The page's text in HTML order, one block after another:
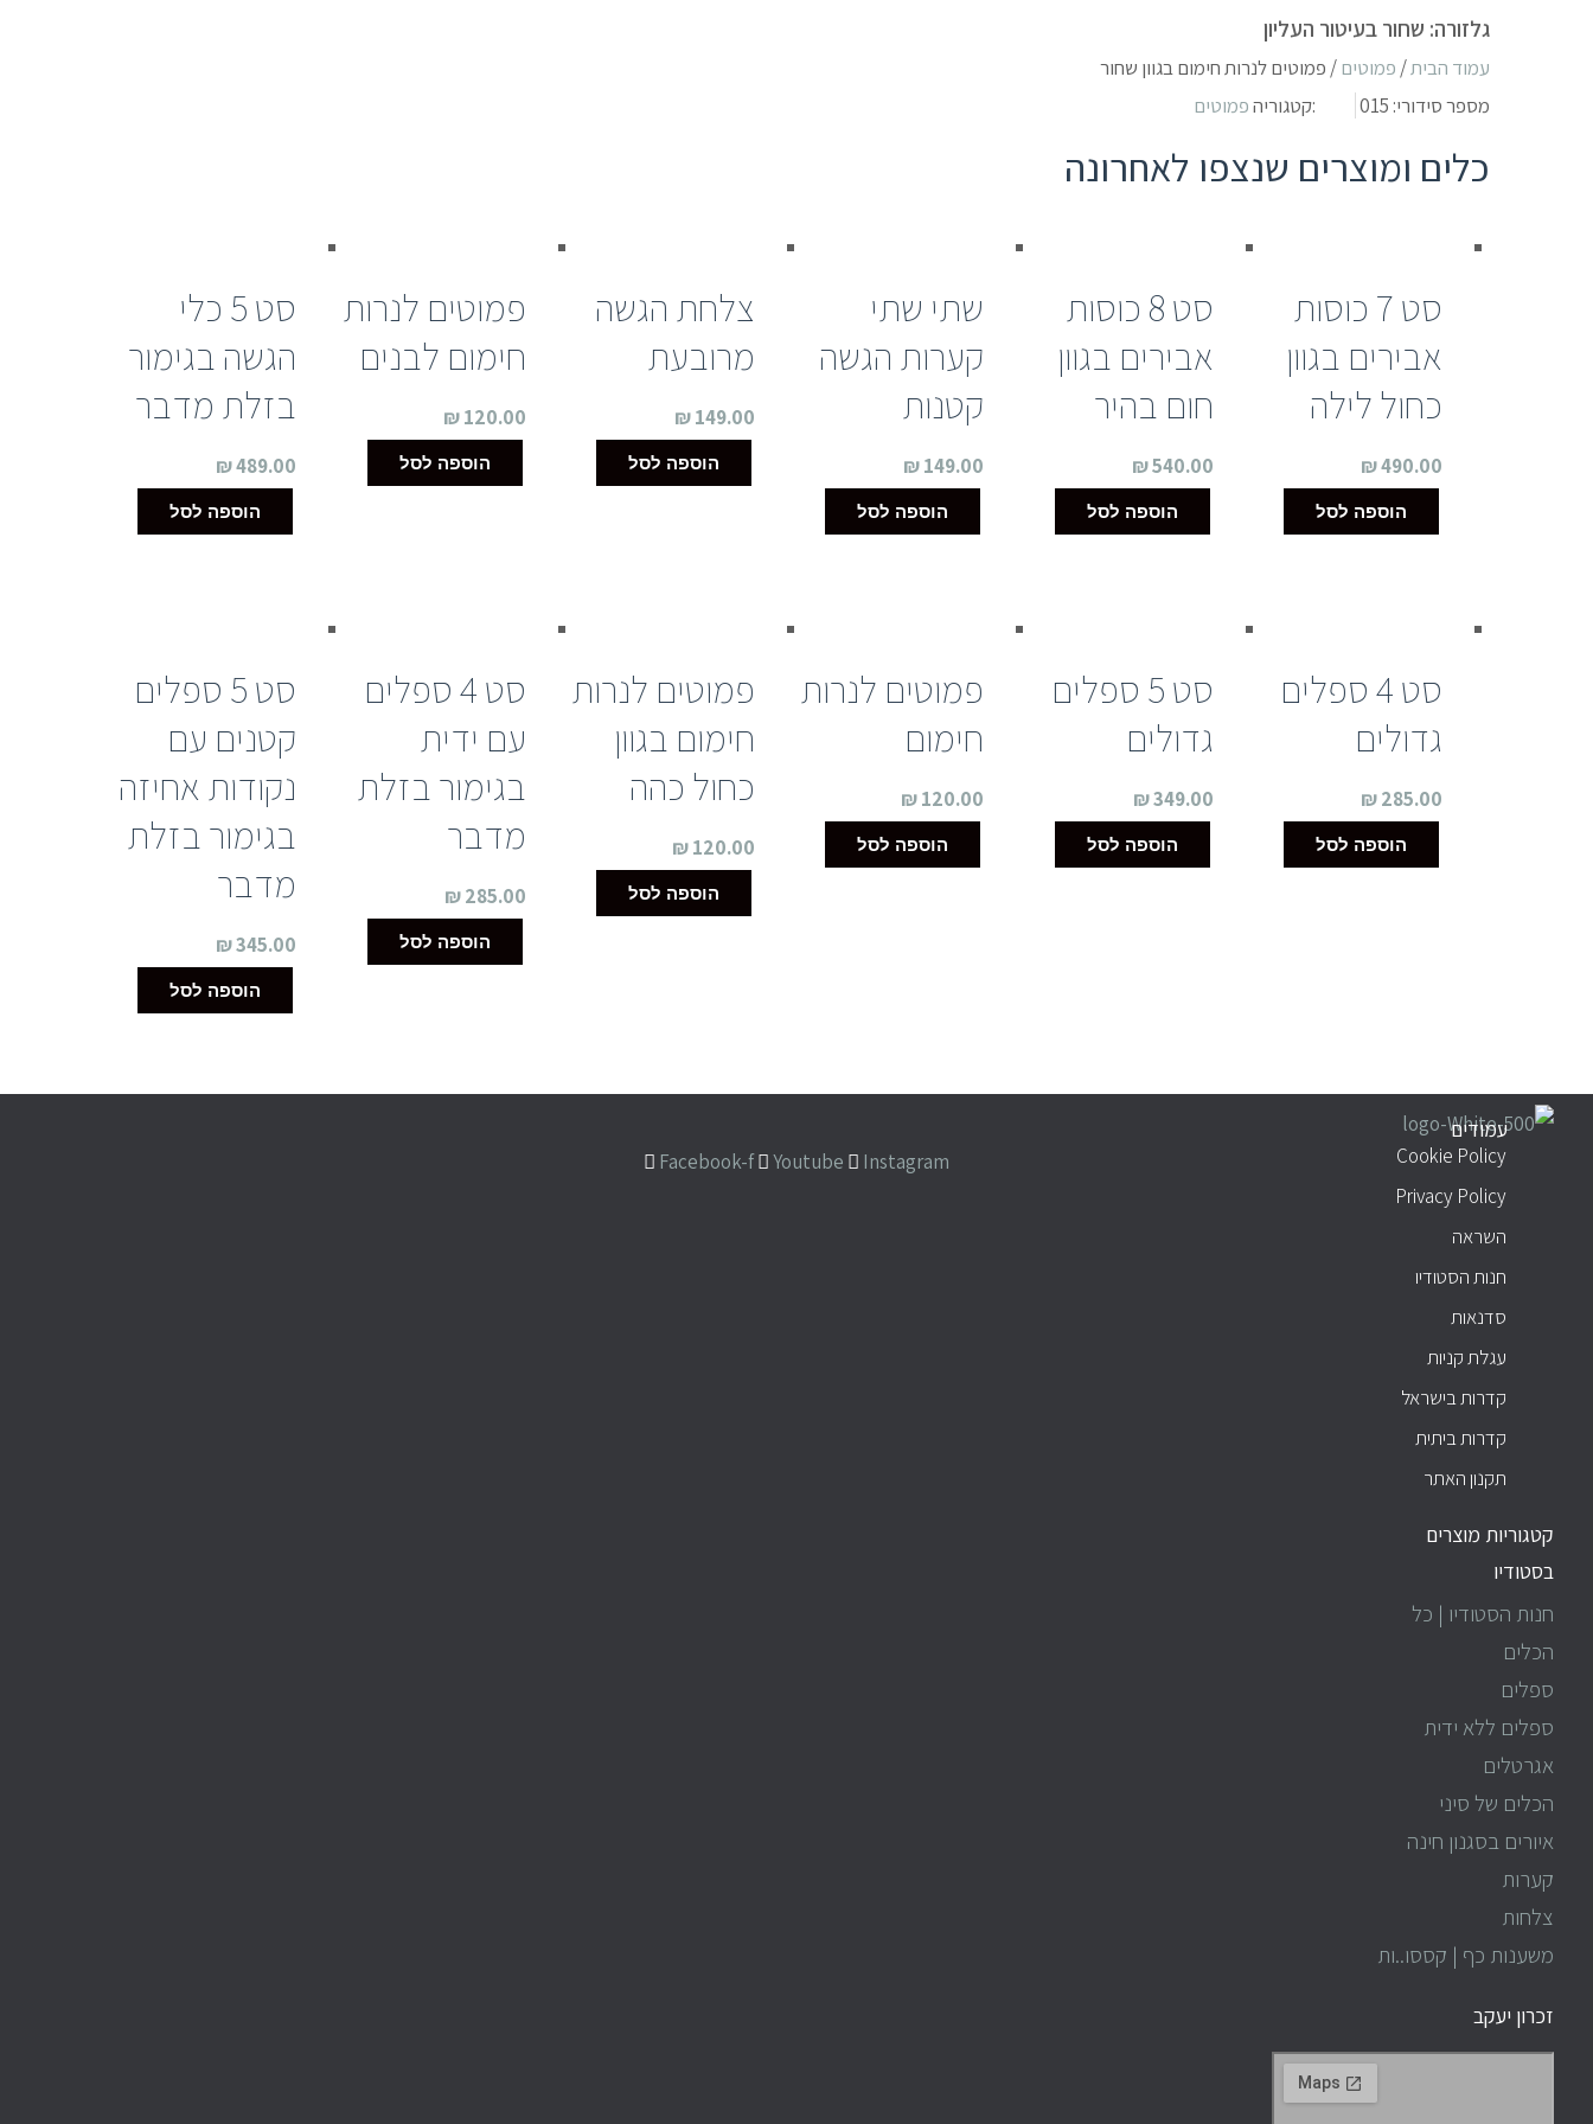
גלזורה: שחור בעיטור העליון
עמוד הבית/ פמוטים/ פמוטים לנרות חימום בגוון שחור
מספר סידורי: 015 :קטגוריהפמוטים
כלים ומוצרים שנצפו לאחרונה
סט 7 כוסות
אבירים בגוון
כחול לילה
₪490.00
הוספה לסל
סט 8 כוסות
אבירים בגוון
חום בהיר
₪540.00
הוספה לסל
שתי שתי
קערות הגשה
קטנות
₪149.00
הוספה לסל
צלחת הגשה
מרובעת
₪149.00
הוספה לסל
פמוטים לנרות
חימום לבנים
₪120.00
הוספה לסל
סט 5 כלי
הגשה בגימור
בזלת מדבר
₪489.00
הוספה לסל
סט 4 ספלים
גדולים
₪285.00
הוספה לסל
סט 5 ספלים
גדולים
₪349.00
הוספה לסל
פמוטים לנרות
חימום
₪120.00
הוספה לסל
פמוטים לנרות
חימום בגוון
כחול כהה
₪120.00
הוספה לסל
סט 4 ספלים
עם ידית
בגימור בזלת
מדבר
₪285.00
הוספה לסל
סט 5 ספלים
קטנים עם
נקודות אחיזה
בגימור בזלת
מדבר
₪345.00
הוספה לסל
Facebook-f Youtube Instagram
עמודים
עמודים
Cookie Policy
Privacy Policy
השראה
חנות הסטודיו
סדנאות
עגלת קניות
קדרות בישראל
קדרות ביתית
תקנון האתר
קטגוריות מוצרים
בסטודיו
חנות הסטודיו | כל
הכלים
ספלים
ספלים ללא ידית
אגרטלים
הכלים של סיני
איורים בסגנון חינה
קערות
צלחות
משענות כף | קססו..ות
זכרון יעקב